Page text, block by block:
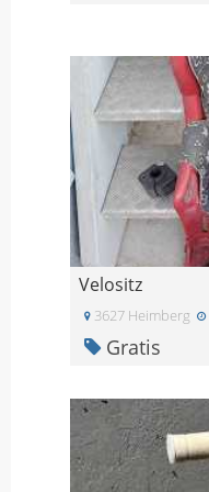
Velositz
3627 Heimberg
Gratis